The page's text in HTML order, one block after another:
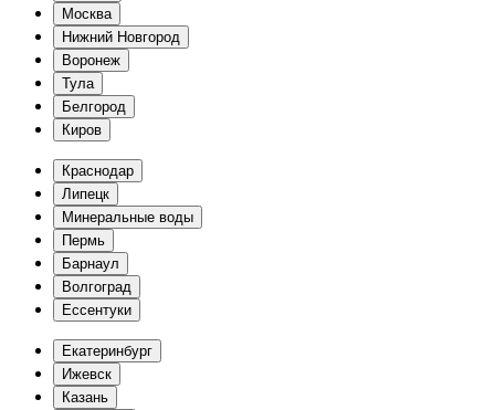
Москва
Нижний Новгород
Воронеж
Тула
Белгород
Киров
Краснодар
Липецк
Минеральные воды
Пермь
Барнаул
Волгоград
Еcсентуки
Екатеринбург
Ижевск
Казань